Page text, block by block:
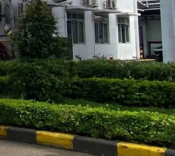
Recent Posts
Jasa Sedot WC Kecamatan Cilincing,
Cepat & Harga Terjangkau
August 4, 2026 No Comments
Jasa Sedot WC Kecamatan Kelapa Gading,